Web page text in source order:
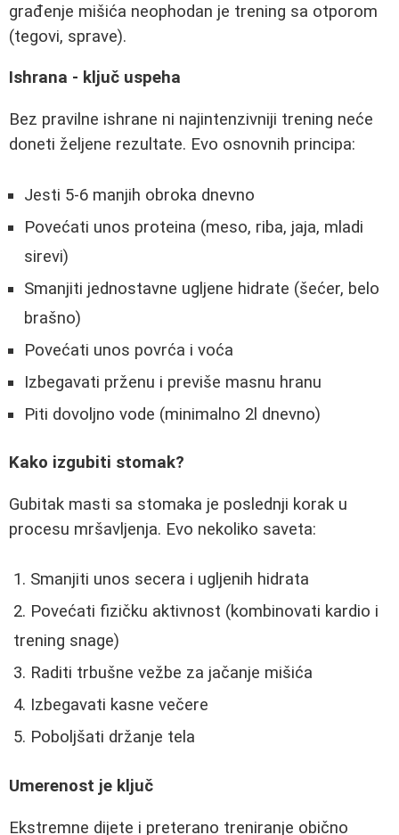
građenje mišića neophodan je trening sa otporom
(tegovi, sprave).
Ishrana - ključ uspeha
Bez pravilne ishrane ni najintenzivniji trening neće
doneti željene rezultate. Evo osnovnih principa:
Jesti 5-6 manjih obroka dnevno
Povećati unos proteina (meso, riba, jaja, mladi
sirevi)
Smanjiti jednostavne ugljene hidrate (šećer, belo
brašno)
Povećati unos povrća i voća
Izbegavati prženu i previše masnu hranu
Piti dovoljno vode (minimalno 2l dnevno)
Kako izgubiti stomak?
Gubitak masti sa stomaka je poslednji korak u
procesu mršavljenja. Evo nekoliko saveta:
Smanjiti unos secera i ugljenih hidrata
Povećati fizičku aktivnost (kombinovati kardio i
trening snage)
Raditi trbušne vežbe za jačanje mišića
Izbegavati kasne večere
Poboljšati držanje tela
Umerenost je ključ
Ekstremne dijete i preterano treniranje obično